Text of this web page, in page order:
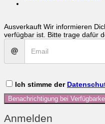
Ausverkauft Wir informieren
verfügbar ist. Bitte trage dafür
Ich stimme der
Benachrichtigung bei
Anmelden